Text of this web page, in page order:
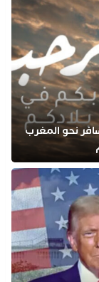
عبور أزيد من 151 ألف مسافر نحو المغرب